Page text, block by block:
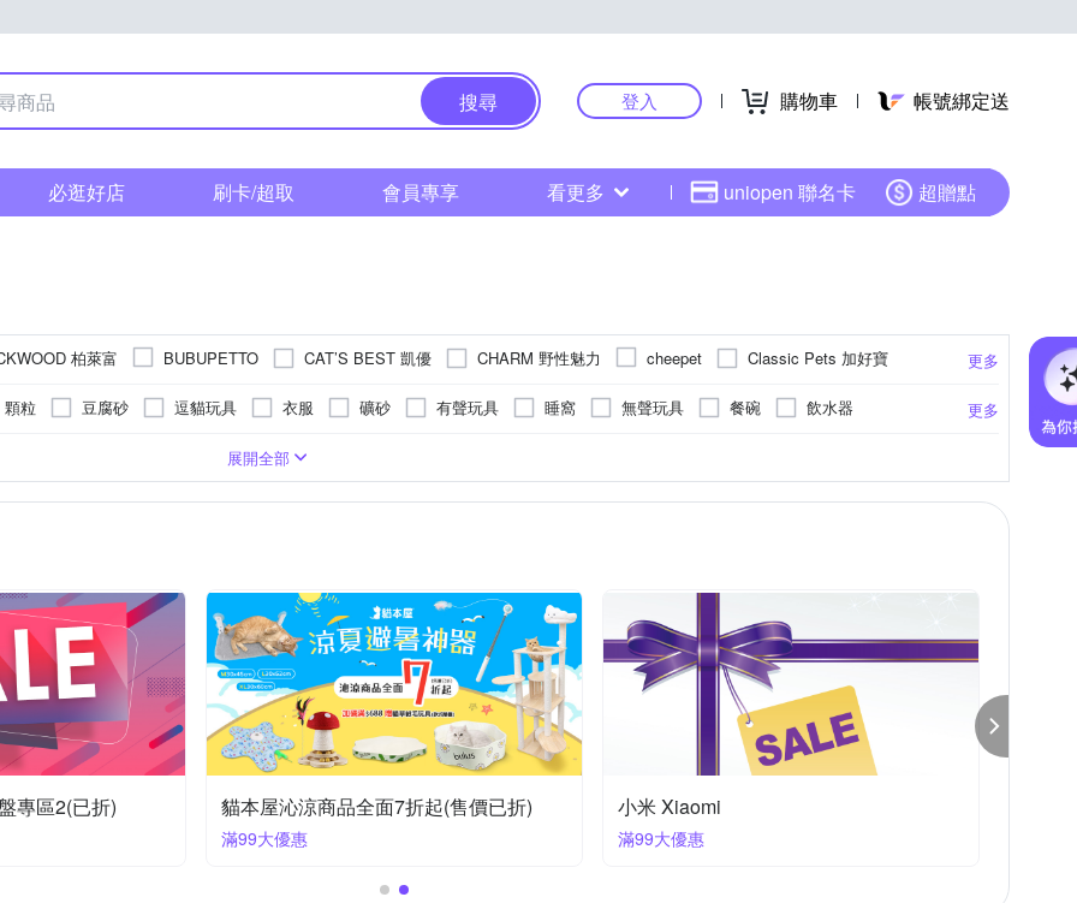
搜尋 登入 購物車 帳號綁定送
必逛好店 刷卡/超取 會員專享 看更多 uniopen 聯名卡 超贈點
更多
柏萊富 BUBUPETTO CAT’S BEST 凱優 CHARM 野性魅力 cheepet
Classic Pets 加好寶
芙
CATWANT 貓咪旺農場 Dog&Cat doter 寵愛物語 EverClean 藍鑽
EVARK 渴望
Kitcat
KOJIMA LION 獅王 ModaCore 摩達客 Marukan MDOBI 摩多比
NBP
其他品牌
匠藝家居 國際貓家 寵愛有家 日本金牛座
德恩
更多
顆粒 豆腐砂 逗貓玩具 衣服 礦砂 有聲玩具 睡窩 無聲玩具 餐碗
飲水器
床墊
車
眼耳清潔除痕 木屑砂 驅蚤防蟲抗敏 貓便盆 罐頭 肉製類 後背包
除臭碳
其他尺寸
鳥
均適用
貓狗皆適用
中型犬(10-20KG)
展開全部
94折！ 【寵物】指定品滿399享81折
滿399享81折
★寵物人氣商品 下單再享8折★
滿1件享8折